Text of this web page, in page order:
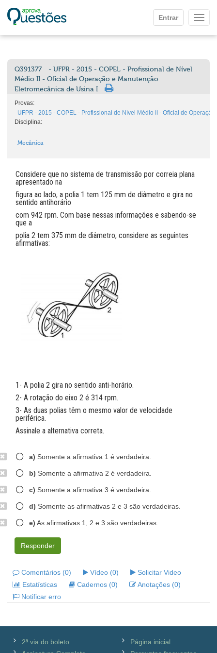
Entrar
Q391377
- UFPR - 2015 - COPEL - Profissional de Nível
Médio II - Oficial de Operação e Manutenção
Eletromecânica de Usina I
Provas:
UFPR - 2015 - COPEL - Profissional de Nível Médio II - Oficial de
Disciplina:
Mecânica
Considere que no sistema de transmissão por correia plana
apresentado na
figura ao lado, a polia 1 tem 125 mm de diâmetro e gira no
sentido antihorário
com 942 rpm. Com base nessas informações e sabendo-se
que a
polia 2 tem 375 mm de diâmetro, considere as seguintes
afirmativas:
1- A polia 2 gira no sentido anti-horário.
2- A rotação do eixo 2 é 314 rpm.
3- As duas polias têm o mesmo valor de velocidade
periférica.
Assinale a alternativa correta.
a) Somente a afirmativa 1 é verdadeira.
b) Somente a afirmativa 2 é verdadeira.
c) Somente a afirmativa 3 é verdadeira.
d) Somente as afirmativas 2 e 3 são verdadeiras.
e) As afirmativas 1, 2 e 3 são verdadeiras.
Responder
Comentários (0) Vídeo (0)
Solicitar Video
Estatísticas
Cadernos (0)
Anotações (0)
Notificar erro
2ª via do boleto
Página inicial